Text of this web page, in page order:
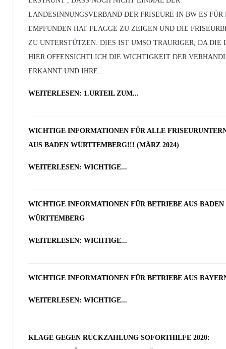
LANDESINNUNGSVERBAND DER FRISEURE IN BW ES FÜR
EMPFUNDEN HAT FLAGGE ZU ZEIGEN UND DIE
ZU UNTERSTÜTZEN. DIES IST UMSO TRAURIGER, DA DIE
HIER OFFENSICHTLICH DIE WICHTIGKEIT DER
ERKANNT UND IHRE...
WEITERLESEN: 1.URTEIL ZUM...
WICHTIGE INFORMATIONEN FÜR ALLE
AUS BADEN WÜRTTEMBERG!!! (MÄRZ 2024)
WEITERLESEN: WICHTIGE...
WICHTIGE INFORMATIONEN FÜR BETRIEBE AUS BADEN
WÜRTTEMBERG
WEITERLESEN: WICHTIGE...
WICHTIGE INFORMATIONEN FÜR BETRIEBE AUS
WEITERLESEN: WICHTIGE...
KLAGE GEGEN RÜCKZAHLUNG SOFORTHILFE 2020: